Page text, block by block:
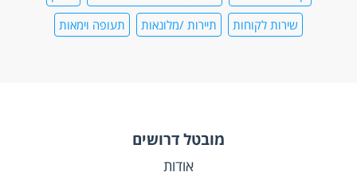
שירות לקוחות
תיירות /מלונאות תעופה וימאות
מובטל דרושים
אודות